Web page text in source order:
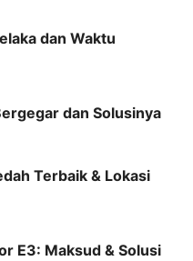
dan Waktu
dan Solusinya
Terbaik & Lokasi
E3: Maksud & Solusi